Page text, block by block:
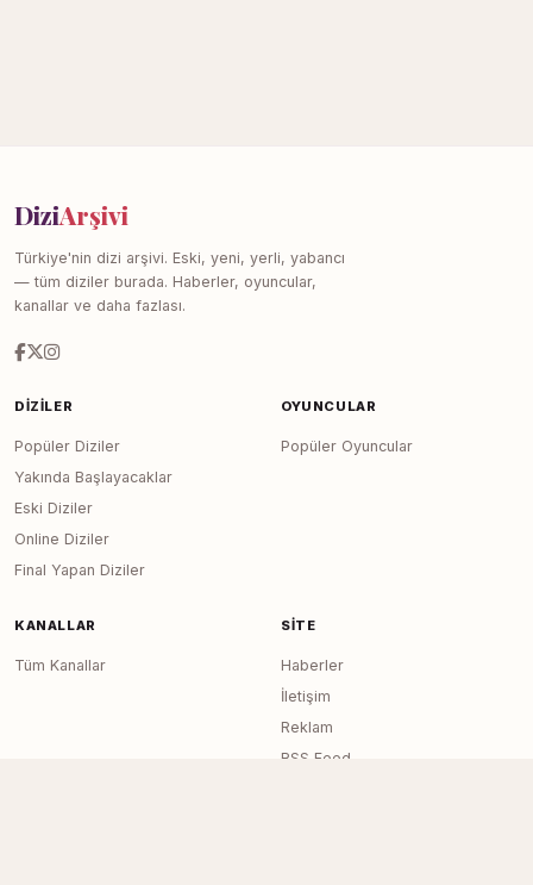
DiziArşivi
Türkiye'nin dizi arşivi. Eski, yeni, yerli, yabancı
— tüm diziler burada. Haberler, oyuncular,
kanallar ve daha fazlası.
DIZILER
Popüler Diziler
Yakında Başlayacaklar
Eski Diziler
Online Diziler
Final Yapan Diziler
OYUNCULAR
Popüler Oyuncular
KANALLAR
Tüm Kanallar
SITE
Haberler
İletişim
Reklam
RSS Feed